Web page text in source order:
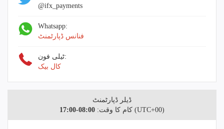
@ifx_payments
Whatsapp:
فنانس ڈپارٹمنٹ
ٹیلی فون:
کال بیک
ڈیلر ڈپارٹمنٹ
کام کا وقت: 08:00-17:00 (UTC+00)